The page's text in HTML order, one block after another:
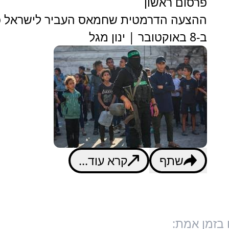
ההצעה הדרמטית שחמאס העביר לישראל
ב-8 באוקטובר | ינון מגל
קרא עוד... שתף
בזמן אמת: